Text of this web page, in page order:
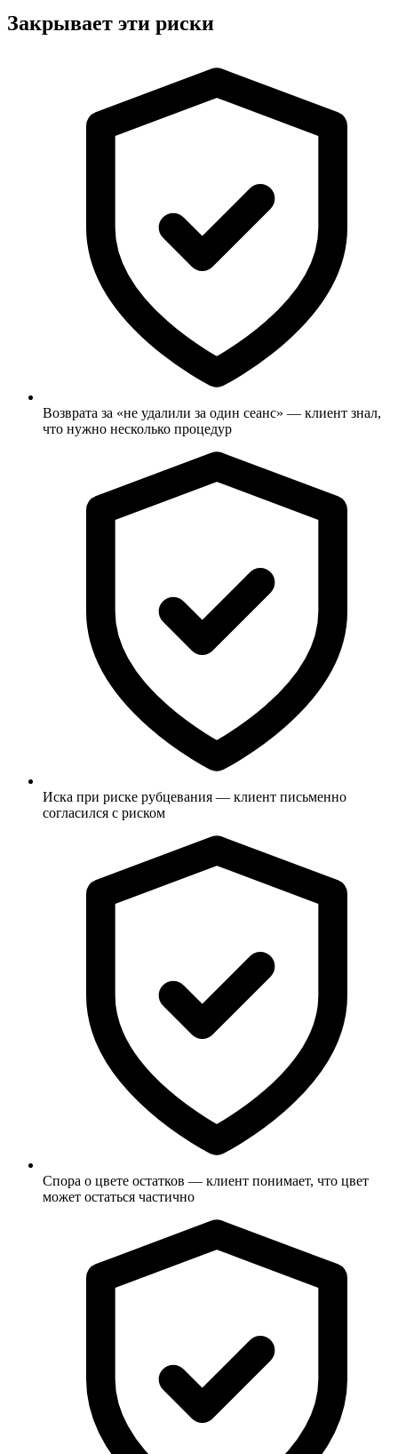
Закрывает эти риски
Возврата за «не удалили за один сеанс» — клиент знал,
что нужно несколько процедур
Иска при риске рубцевания — клиент письменно
согласился с риском
Спора о цвете остатков — клиент понимает, что цвет
может остаться частично